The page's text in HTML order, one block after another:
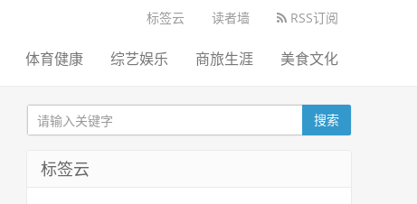
标签云 读者墙 RSS订阅
体育健康 综艺娱乐 商旅生涯 美食文化
搜索
标签云